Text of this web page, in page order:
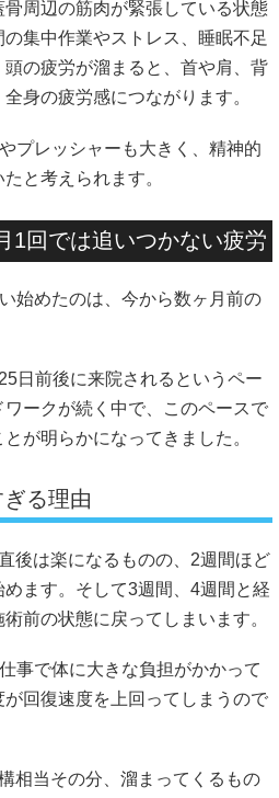
周辺の筋肉が緊張している状態
集中作業やストレス、睡眠不足
の疲労が溜まると、首や肩、背
身の疲労感につながります。
プレッシャーも大きく、精神的
と考えられます。
1回では追いつかない疲労
始めたのは、今から数ヶ月前の
日前後に来院されるというペー
ークが続く中で、このペースで
が明らかになってきました。
る理由
後は楽になるものの、2週間ほど
ます。そして3週間、4週間と経
前の状態に戻ってしまいます。
事で体に大きな負担がかかって
回復速度を上回ってしまうので
相当その分、溜まってくるもの